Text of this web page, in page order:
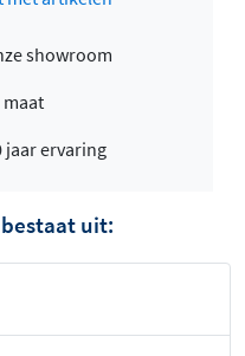
showroom
jaar ervaring
uit: